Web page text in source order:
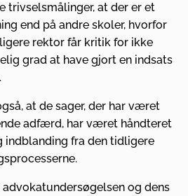
trivselsmålinger, at der er et
end på andre skoler, hvorfor
rektor får kritik for ikke
grad at have gjort en indsats
at de sager, der har været
adfærd, har været håndteret
indblanding fra den tidligere
og dens